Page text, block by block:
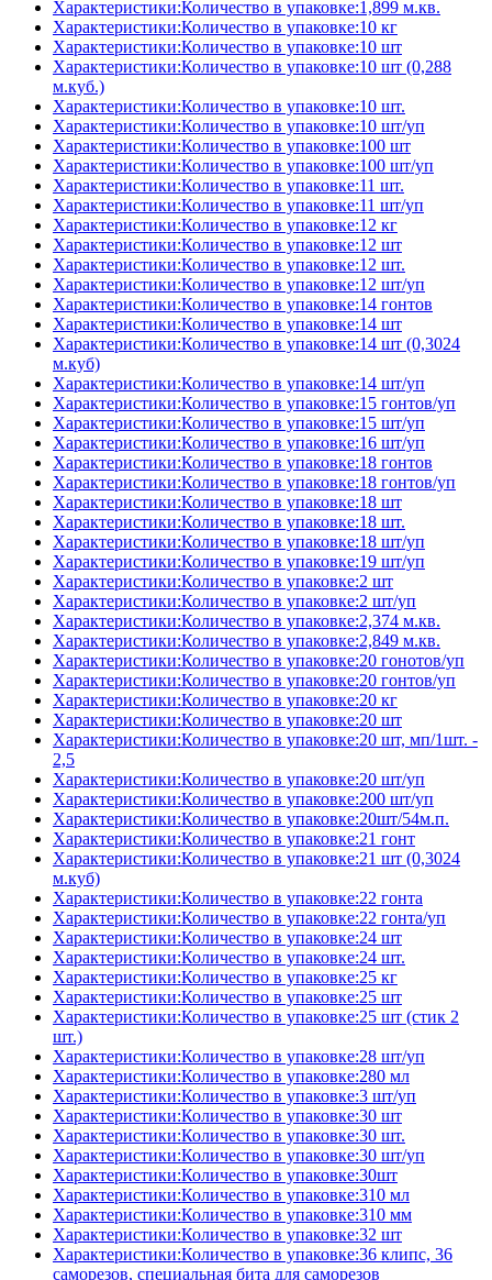
Характеристики:Количество в упаковке:1,899 м.кв.
Характеристики:Количество в упаковке:10 кг
Характеристики:Количество в упаковке:10 шт
Характеристики:Количество в упаковке:10 шт (0,288
м.куб.)
Характеристики:Количество в упаковке:10 шт.
Характеристики:Количество в упаковке:10 шт/уп
Характеристики:Количество в упаковке:100 шт
Характеристики:Количество в упаковке:100 шт/уп
Характеристики:Количество в упаковке:11 шт.
Характеристики:Количество в упаковке:11 шт/уп
Характеристики:Количество в упаковке:12 кг
Характеристики:Количество в упаковке:12 шт
Характеристики:Количество в упаковке:12 шт.
Характеристики:Количество в упаковке:12 шт/уп
Характеристики:Количество в упаковке:14 гонтов
Характеристики:Количество в упаковке:14 шт
Характеристики:Количество в упаковке:14 шт (0,3024
м.куб)
Характеристики:Количество в упаковке:14 шт/уп
Характеристики:Количество в упаковке:15 гонтов/уп
Характеристики:Количество в упаковке:15 шт/уп
Характеристики:Количество в упаковке:16 шт/уп
Характеристики:Количество в упаковке:18 гонтов
Характеристики:Количество в упаковке:18 гонтов/уп
Характеристики:Количество в упаковке:18 шт
Характеристики:Количество в упаковке:18 шт.
Характеристики:Количество в упаковке:18 шт/уп
Характеристики:Количество в упаковке:19 шт/уп
Характеристики:Количество в упаковке:2 шт
Характеристики:Количество в упаковке:2 шт/уп
Характеристики:Количество в упаковке:2,374 м.кв.
Характеристики:Количество в упаковке:2,849 м.кв.
Характеристики:Количество в упаковке:20 гонотов/уп
Характеристики:Количество в упаковке:20 гонтов/уп
Характеристики:Количество в упаковке:20 кг
Характеристики:Количество в упаковке:20 шт
Характеристики:Количество в упаковке:20 шт, мп/1шт. -
2,5
Характеристики:Количество в упаковке:20 шт/уп
Характеристики:Количество в упаковке:200 шт/уп
Характеристики:Количество в упаковке:20шт/54м.п.
Характеристики:Количество в упаковке:21 гонт
Характеристики:Количество в упаковке:21 шт (0,3024
м.куб)
Характеристики:Количество в упаковке:22 гонта
Характеристики:Количество в упаковке:22 гонта/уп
Характеристики:Количество в упаковке:24 шт
Характеристики:Количество в упаковке:24 шт.
Характеристики:Количество в упаковке:25 кг
Характеристики:Количество в упаковке:25 шт
Характеристики:Количество в упаковке:25 шт (стик 2
шт.)
Характеристики:Количество в упаковке:28 шт/уп
Характеристики:Количество в упаковке:280 мл
Характеристики:Количество в упаковке:3 шт/уп
Характеристики:Количество в упаковке:30 шт
Характеристики:Количество в упаковке:30 шт.
Характеристики:Количество в упаковке:30 шт/уп
Характеристики:Количество в упаковке:30шт
Характеристики:Количество в упаковке:310 мл
Характеристики:Количество в упаковке:310 мм
Характеристики:Количество в упаковке:32 шт
Характеристики:Количество в упаковке:36 клипс, 36
саморезов, специальная бита для саморезов